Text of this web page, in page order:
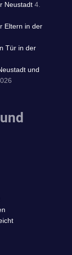
Neustadt 4.
Eltern in der
Tür in der
und